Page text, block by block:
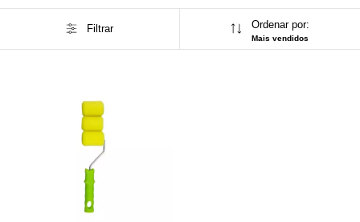
Filtrar Ordenar por:
Mais vendidos